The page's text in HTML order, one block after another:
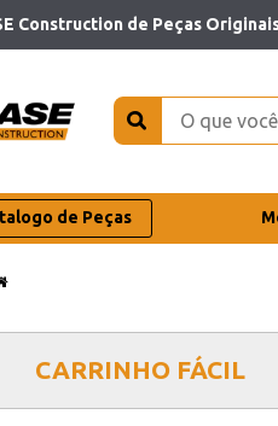
Construction de Peças
de Peças
CARRINHO FÁCIL